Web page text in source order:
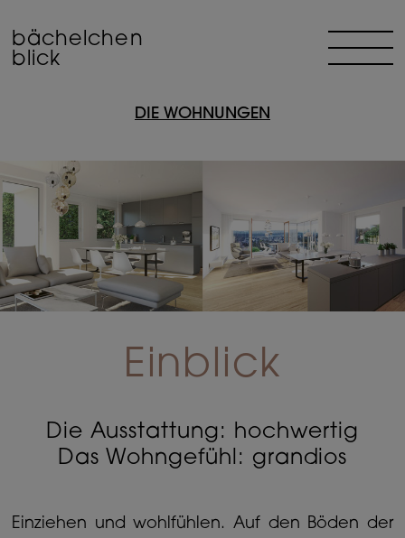
bächelchen
blick
DIE WOHNUNGEN
Einblick
Die Ausstattung: hochwertig
Das Wohngefühl: grandios
Einziehen und wohlfühlen. Auf den Böden der